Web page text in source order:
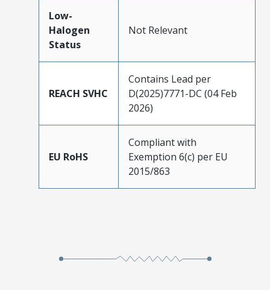
Low-
Halogen
Status
Not Relevant
REACH SVHC
Contains Lead per
D(2025)7771-DC (04 Feb
2026)
EU RoHS
Compliant with
Exemption 6(c) per EU
2015/863